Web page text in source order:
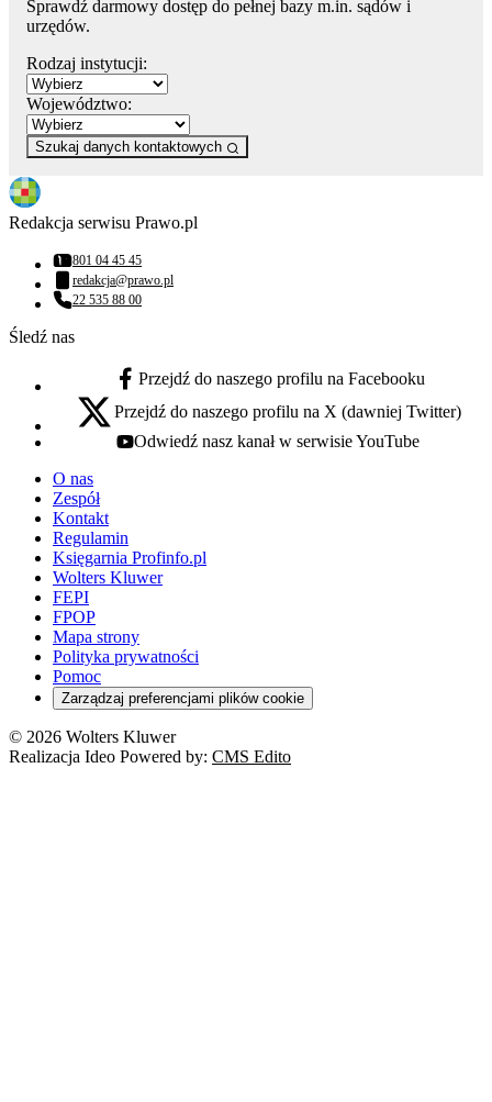
Sprawdź darmowy dostęp do pełnej bazy m.in. sądów i
urzędów.
Rodzaj instytucji:
Województwo:
Szukaj danych kontaktowych
Redakcja serwisu Prawo.pl
Numer telefonu:
801 04 45 45
Adres email:
redakcja@prawo.pl
Numer telefonu:
22 535 88 00
Śledź nas
facebook - otwiera się w nowej karcie
Przejdź do naszego profilu na Facebooku
x - otwiera się w nowej karcie
Przejdź do naszego profilu na X (dawniej Twitter)
youtube - otwiera się w nowej karcie
Odwiedź nasz kanał w serwisie YouTube
O nas
Zespół
Kontakt
Regulamin
Księgarnia Profinfo.pl
Wolters Kluwer
FEPI
FPOP
Mapa strony
Polityka prywatności
Pomoc
Zarządzaj preferencjami plików cookie
© 2026 Wolters Kluwer
Realizacja Ideo Powered by: CMS Edito